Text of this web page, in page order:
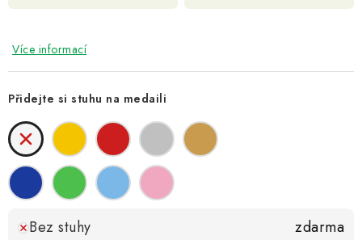
Více informací
Přidejte si stuhu na medaili
Bez stuhy zdarma